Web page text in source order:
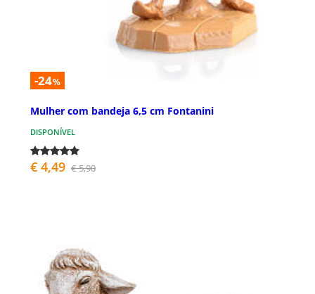
-24%
Mulher com bandeja 6,5 cm Fontanini
DISPONÍVEL
€ 4,49 € 5,90